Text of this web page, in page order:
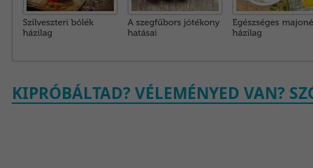
KIPRÓBÁLTAD? VÉLEMÉNYED VAN?